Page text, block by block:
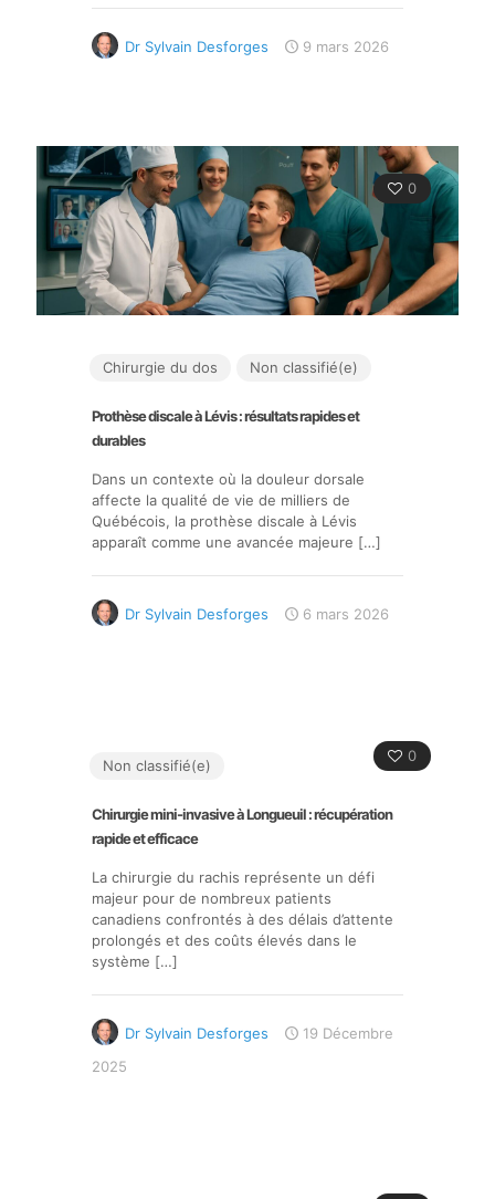
Dr Sylvain Desforges 9 mars 2026
0
Chirurgie du dos Non classifié(e)
Prothèse discale à Lévis : résultats rapides et
durables
Dans un contexte où la douleur dorsale
affecte la qualité de vie de milliers de
Québécois, la prothèse discale à Lévis
apparaît comme une avancée majeure […]
Dr Sylvain Desforges 6 mars 2026
0
Non classifié(e)
Chirurgie mini-invasive à Longueuil : récupération
rapide et efficace
La chirurgie du rachis représente un défi
majeur pour de nombreux patients
canadiens confrontés à des délais d’attente
prolongés et des coûts élevés dans le
système […]
Dr Sylvain Desforges
19 Décembre
2025